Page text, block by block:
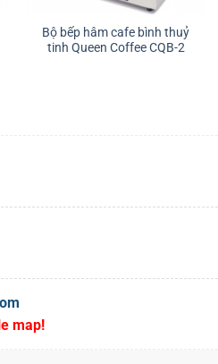
Bộ bếp hâm cafe bình thuỷ
tinh Queen Coffee CQB-2
map!